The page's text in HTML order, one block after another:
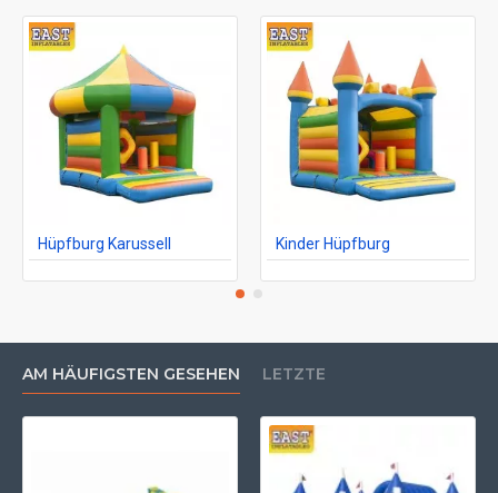
Hüpfburg Karussell Kinder Hüpfburg
AM HÄUFIGSTEN GESEHEN LETZTE